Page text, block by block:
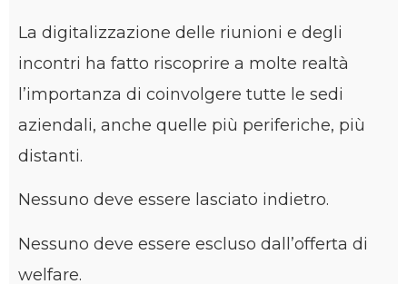
La digitalizzazione delle riunioni e degli
incontri ha fatto riscoprire a molte realtà
l’importanza di coinvolgere tutte le sedi
aziendali, anche quelle più periferiche, più
distanti.
Nessuno deve essere lasciato indietro.
Nessuno deve essere escluso dall’offerta di
welfare.